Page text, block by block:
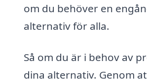
om du behöver en
alternativ för alla.
Så om du är i behov av
dina alternativ. Genom